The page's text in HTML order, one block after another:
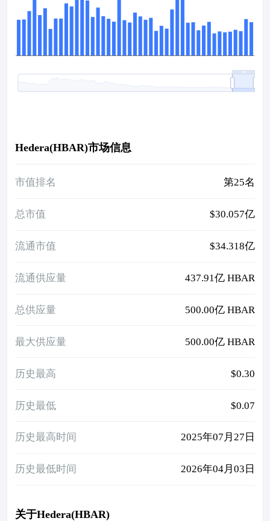
Hedera(HBAR)市场信息
市值排名 第25名
总市值 $30.057亿
流通市值 $34.318亿
流通供应量 437.91亿 HBAR
总供应量 500.00亿 HBAR
最大供应量 500.00亿 HBAR
历史最高 $0.30
历史最低 $0.07
历史最高时间 2025年07月27日
历史最低时间 2026年04月03日
关于Hedera(HBAR)